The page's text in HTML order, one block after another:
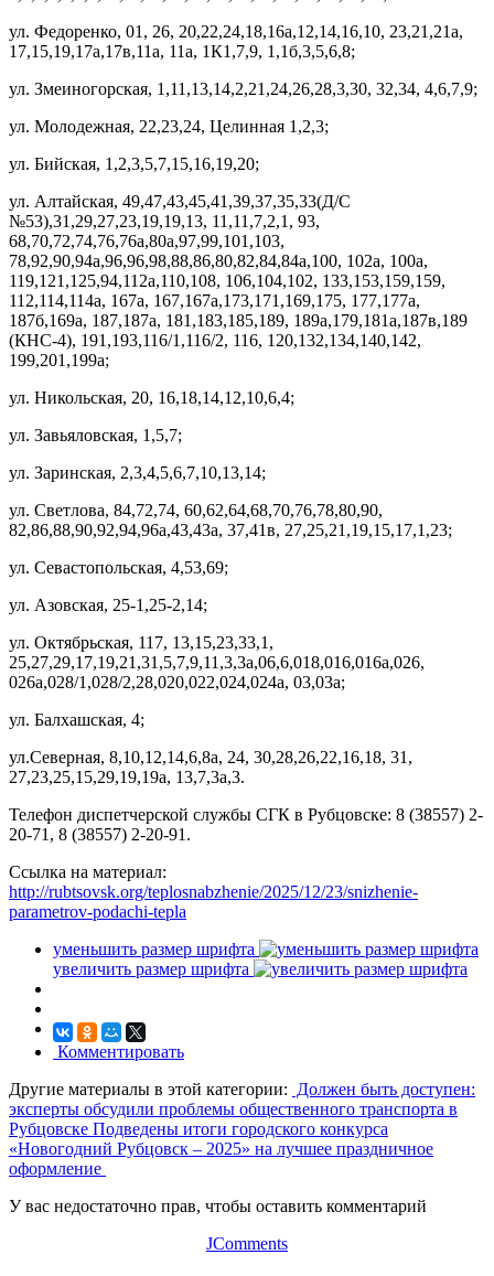
ул. Федоренко, 01, 26, 20,22,24,18,16а,12,14,16,10, 23,21,21а,
17,15,19,17а,17в,11а, 11а, 1К1,7,9, 1,1б,3,5,6,8;
ул. Змеиногорская, 1,11,13,14,2,21,24,26,28,3,30, 32,34, 4,6,7,9;
ул. Молодежная, 22,23,24, Целинная 1,2,3;
ул. Бийская, 1,2,3,5,7,15,16,19,20;
ул. Алтайская, 49,47,43,45,41,39,37,35,33(Д/С
№53),31,29,27,23,19,19,13, 11,11,7,2,1, 93,
68,70,72,74,76,76а,80а,97,99,101,103,
78,92,90,94а,96,96,98,88,86,80,82,84,84а,100, 102а, 100а,
119,121,125,94,112а,110,108, 106,104,102, 133,153,159,159,
112,114,114а, 167а, 167,167а,173,171,169,175, 177,177а,
187б,169а, 187,187а, 181,183,185,189, 189а,179,181а,187в,189
(КНС-4), 191,193,116/1,116/2, 116, 120,132,134,140,142,
199,201,199а;
ул. Никольская, 20, 16,18,14,12,10,6,4;
ул. Завьяловская, 1,5,7;
ул. Заринская, 2,3,4,5,6,7,10,13,14;
ул. Светлова, 84,72,74, 60,62,64,68,70,76,78,80,90,
82,86,88,90,92,94,96а,43,43а, 37,41в, 27,25,21,19,15,17,1,23;
ул. Севастопольская, 4,53,69;
ул. Азовская, 25-1,25-2,14;
ул. Октябрьская, 117, 13,15,23,33,1,
25,27,29,17,19,21,31,5,7,9,11,3,3а,06,6,018,016,016а,026,
026а,028/1,028/2,28,020,022,024,024а, 03,03а;
ул. Балхашская, 4;
ул.Северная, 8,10,12,14,6,8а, 24, 30,28,26,22,16,18, 31,
27,23,25,15,29,19,19а, 13,7,3а,3.
Телефон диспетчерской службы СГК в Рубцовске: 8 (38557) 2-
20-71, 8 (38557) 2-20-91.
Ссылка на материал:
http://rubtsovsk.org/teplosnabzhenie/2025/12/23/snizhenie-
parametrov-podachi-tepla
уменьшить размер шрифта
увеличить размер шрифта
Комментировать
Другие материалы в этой категории: Должен быть доступен:
эксперты обсудили проблемы общественного транспорта в
Рубцовске Подведены итоги городского конкурса
«Новогодний Рубцовск – 2025» на лучшее праздничное
оформление
У вас недостаточно прав, чтобы оставить комментарий
JComments